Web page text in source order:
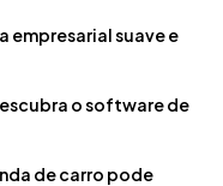
empresarial suave e
o software de
de carro pode